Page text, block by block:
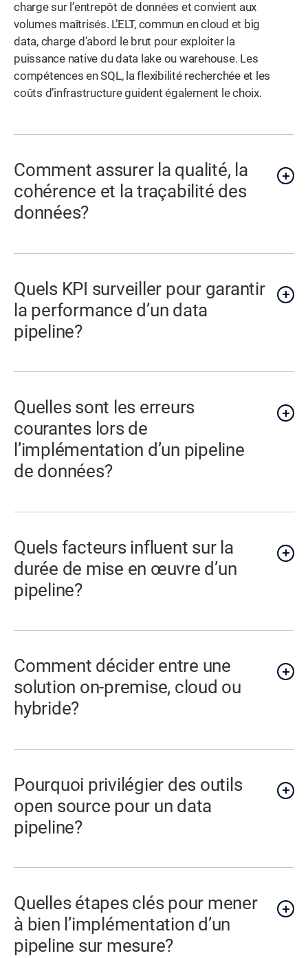
charge sur l’entrepôt de données et convient aux
volumes maîtrisés. L’ELT, commun en cloud et big
data, charge d’abord le brut pour exploiter la
puissance native du data lake ou warehouse. Les
compétences en SQL, la flexibilité recherchée et les
coûts d’infrastructure guident également le choix.
Comment assurer la qualité, la
cohérence et la traçabilité des
données?
Quels KPI surveiller pour garantir
la performance d’un data
pipeline?
Quelles sont les erreurs
courantes lors de
l’implémentation d’un pipeline
de données?
Quels facteurs influent sur la
durée de mise en œuvre d’un
pipeline?
Comment décider entre une
solution on-premise, cloud ou
hybride?
Pourquoi privilégier des outils
open source pour un data
pipeline?
Quelles étapes clés pour mener
à bien l’implémentation d’un
pipeline sur mesure?